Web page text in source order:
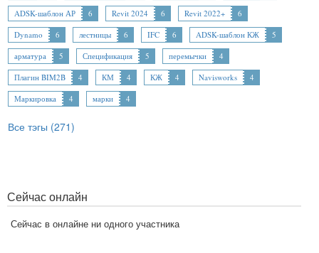
ADSK-шаблон АР
6 Revit 2024 6 Revit 2022+
6
Dynamo
6 лестницы 6 IFC 6 ADSK-шаблон КЖ
5
арматура
5 Спецификация 5 перемычки
4
Плагин BIM2B
4 КМ 4 КЖ 4 Navisworks
4
Маркировка
4 марки 4
Все тэгы (271)
Сейчас онлайн
Сейчас в онлайне ни одного участника